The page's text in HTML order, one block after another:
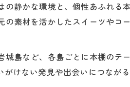
静かな環境と、個性あふれる本
素材を活かしたスイーツやコ
島など、各島ごとに本棚のテ
けない発見や出会いにつなが